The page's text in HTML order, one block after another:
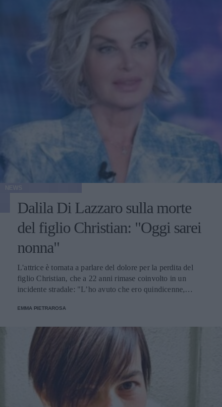
Dalila Di Lazzaro sulla morte
del figlio Christian: "Oggi sarei
nonna"
L'attrice è tornata a parlare del dolore per la perdita del
figlio Christian, che a 22 anni rimase coinvolto in un
incidente stradale: "L’ho avuto che ero quindicenne,
EMMA PIETRAROSA